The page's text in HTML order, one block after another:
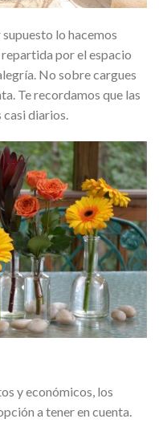
lo hacemos
por el espacio
No sobre cargues
Te recordamos que las
casi diarios.
y económicos, los
a tener en cuenta.